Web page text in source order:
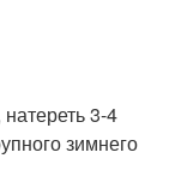
3-4
зимнего